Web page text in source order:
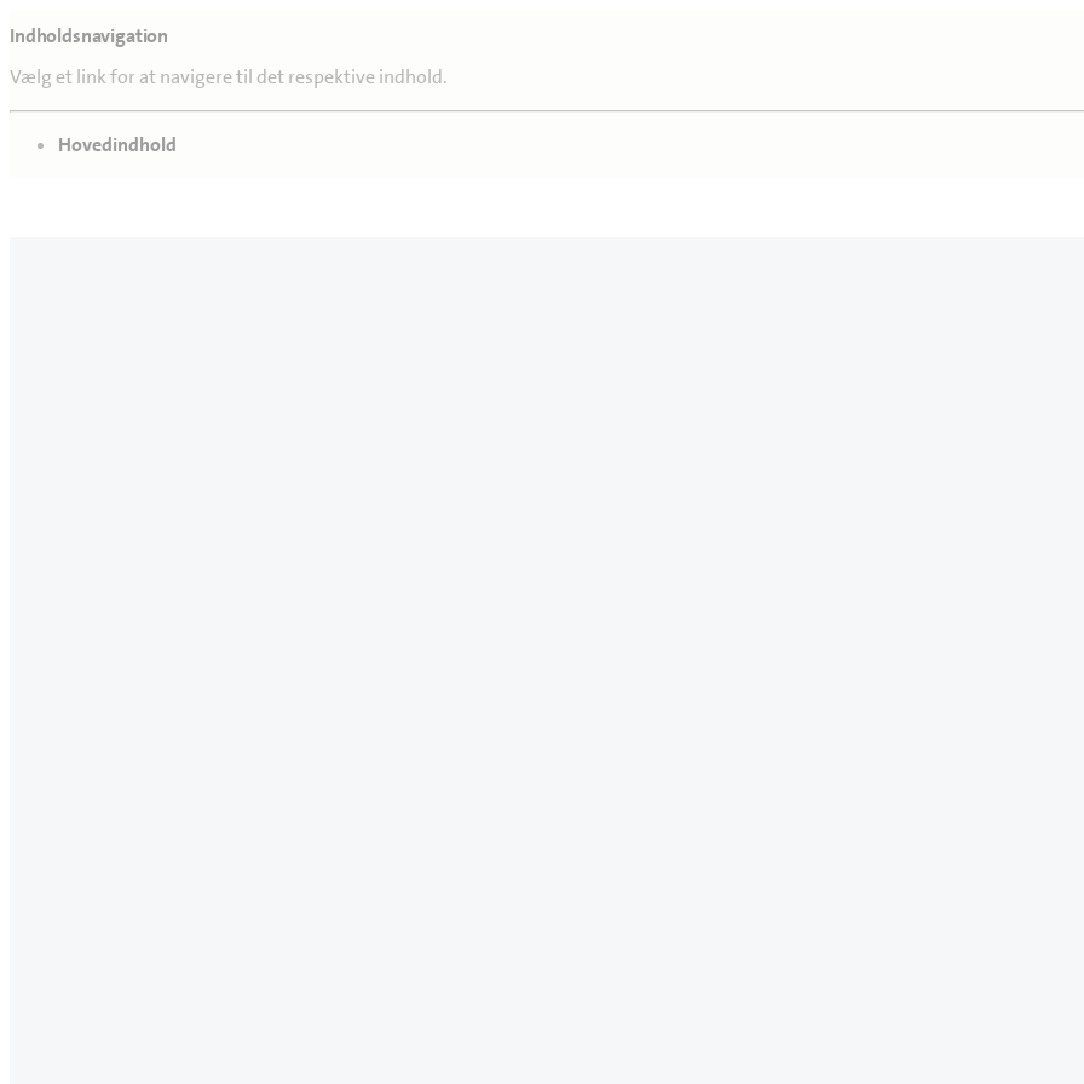
Indholdsnavigation
Vælg et link for at navigere til det respektive indhold.
gå til
Hovedindhold